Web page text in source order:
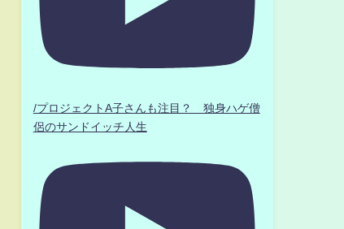
/プロジェクトA子さんも注目？ 独身ハゲ僧
侶のサンドイッチ人生